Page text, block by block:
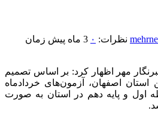
نظرات: ۰ 3 ماه پیش
زمان
مهر اظهار کرد: بر اساس تصمیم
استان اصفهان، آزمون‌های خردادماه
اول و پایه دهم در استان به صورت